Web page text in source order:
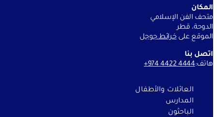
المكان
متحف الفن الإسلامي
الدوحة، قطر
الموقع على خرائط جوجل
اتصل بنا
هاتف:+974 4422 4444
العائلات والأطفال
المدارس
الباحثون